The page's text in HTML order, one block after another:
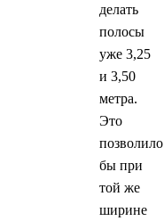
делать
полосы
уже 3,25
и 3,50
метра.
Это
позволило
бы при
той же
ширине